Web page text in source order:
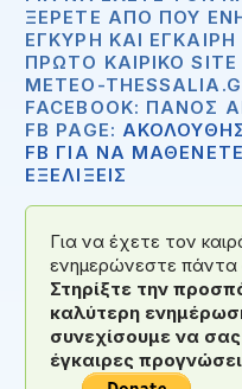
ΞΈΡΕΤΕ ΑΠΟ ΠΟΥ
ΈΓΚΥΡΗ ΚΑΙ
ΠΡΏΤΟ ΚΑΙΡΙΚΌ
METEO-
FACEBOOK: ΠΆΝΟΣ
FB PAGE:
FB ΓΙΑ ΝΑ
ΕΞΕΛΙΞΕΙΣ
Για να έχετε τον
ενημερώνεστε
Στηρίξτε την
καλύτερη
συνεχίσουμε να
έγκαιρες